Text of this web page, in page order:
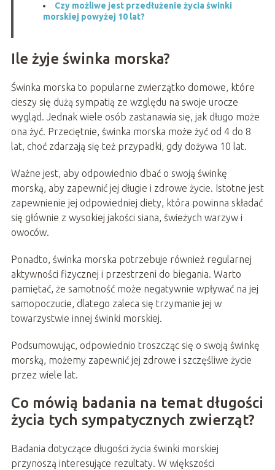
Czy możliwe jest przedłużenie życia świnki
morskiej powyżej 10 lat?
Ile żyje świnka morska?
Świnka morska to popularne zwierzątko domowe, które
cieszy się dużą sympatią ze względu na swoje urocze
wygląd. Jednak wiele osób zastanawia się, jak długo może
ona żyć. Przeciętnie, świnka morska może żyć od 4 do 8
lat, choć zdarzają się też przypadki, gdy dożywa 10 lat.
Ważne jest, aby odpowiednio dbać o swoją świnkę
morską, aby zapewnić jej długie i zdrowe życie. Istotne jest
zapewnienie jej odpowiedniej diety, która powinna składać
się głównie z wysokiej jakości siana, świeżych warzyw i
owoców.
Ponadto, świnka morska potrzebuje również regularnej
aktywności fizycznej i przestrzeni do biegania. Warto
pamiętać, że samotność może negatywnie wpływać na jej
samopoczucie, dlatego zaleca się trzymanie jej w
towarzystwie innej świnki morskiej.
Podsumowując, odpowiednio troszcząc się o swoją świnkę
morską, możemy zapewnić jej zdrowe i szczęśliwe życie
przez wiele lat.
Co mówią badania na temat długości
życia tych sympatycznych zwierząt?
Badania dotyczące długości życia świnki morskiej
przynoszą interesujące rezultaty. W większości